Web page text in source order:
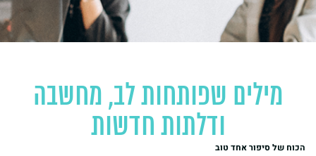
מילים שפותחות לב, מחשבה
ודלתות חדשות
הכוח של סיפור אחד טוב